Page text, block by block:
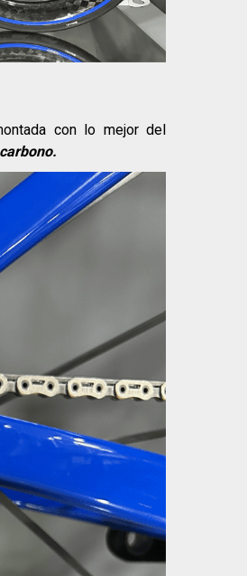
con lo mejor del